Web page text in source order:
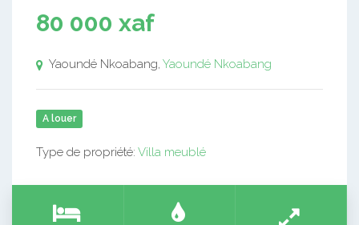
80 000 xaf
Yaoundé Nkoabang, Yaoundé Nkoabang
A louer
Type de propriété: Villa meublé